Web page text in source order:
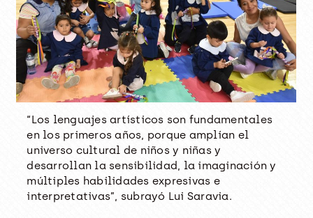
“Los lenguajes artísticos son fundamentales
en los primeros años, porque amplían el
universo cultural de niños y niñas y
desarrollan la sensibilidad, la imaginación y
múltiples habilidades expresivas e
interpretativas”, subrayó Lui Saravia.